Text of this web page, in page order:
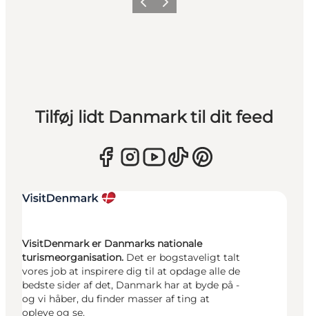
ForrigeNæste
Tilføj lidt Danmark til dit feed
VisitDenmark er Danmarks nationale
turismeorganisation. Det er bogstaveligt talt
vores job at inspirere dig til at opdage alle de
bedste sider af det, Danmark har at byde på -
og vi håber, du finder masser af ting at
opleve og se.